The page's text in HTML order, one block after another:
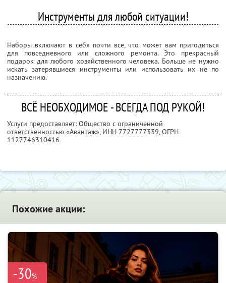
Инструменты для любой ситуации!
Наборы включают в себя почти все, что может вам пригодиться
для повседневного или сложного ремонта. Это прекрасный
подарок для любого хозяйственного человека. Больше не нужно
искать затерявшиеся инструменты или использовать их не по
назначению.
ВСЁ НЕОБХОДИМОЕ - ВСЕГДА ПОД РУКОЙ!
Услуги предоставляет: Общество с ограниченной
ответственностью «Авантаж», ИНН 7727777339, ОГРН
1127746310416
Похожие акции:
-30%